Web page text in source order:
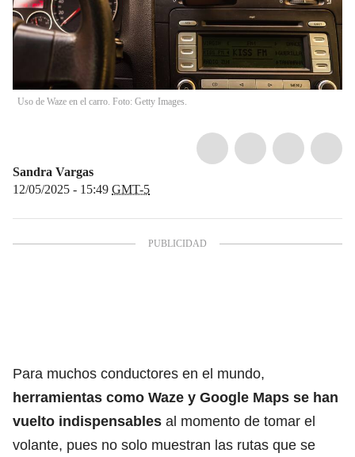
Uso de Waze en el carro. Foto: Getty Images.
Sandra Vargas
12/05/2025 - 15:49 GMT-5
Para muchos conductores en el mundo,
herramientas como Waze y Google Maps se han
vuelto indispensables al momento de tomar el
volante, pues no solo muestran las rutas que se